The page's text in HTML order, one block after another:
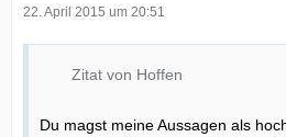
22. April 2015 um 20:51
Zitat von Hoffen
Du magst meine Aussagen als